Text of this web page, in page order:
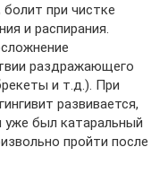
при чистке
и распирания.
раздражающего
и т.д.). При
развивается,
был катаральный
пройти после